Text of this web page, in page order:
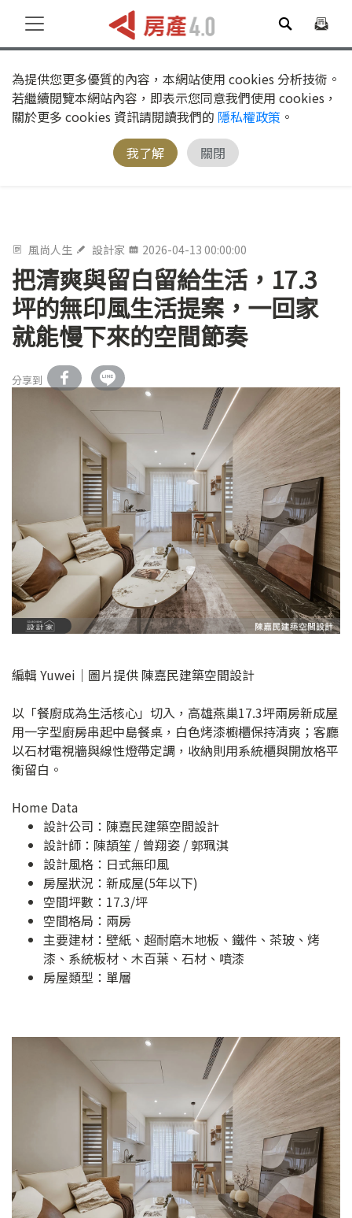
為提供您更多優質的內容，本網站使用 cookies 分析技術。
若繼續閱覽本網站內容，即表示您同意我們使用 cookies，
關於更多 cookies 資訊請閱讀我們的 隱私權政策 。
我了解
關閉
風尚人生 設計家 2026-04-13 00:00:00
把清爽與留白留給生活，17.3
坪的無印風生活提案，一回家
就能慢下來的空間節奏
分享到
編輯 Yuwei｜圖片提供 陳嘉民建築空間設計
以「餐廚成為生活核心」切入，高雄燕巢17.3坪兩房新成屋
用一字型廚房串起中島餐桌，白色烤漆櫥櫃保持清爽；客廳
以石材電視牆與線性燈帶定調，收納則用系統櫃與開放格平
衡留白。
Home Data
設計公司： 陳嘉民建築空間設計
設計師：陳頡笙 / 曾翔姿 / 郭珮淇
設計風格：日式無印風
房屋狀況：新成屋(5年以下)
空間坪數：17.3/坪
空間格局：兩房
主要建材：壁紙、超耐磨木地板、鐵件、茶玻、烤
漆、系統板材、木百葉、石材、噴漆
房屋類型：單層